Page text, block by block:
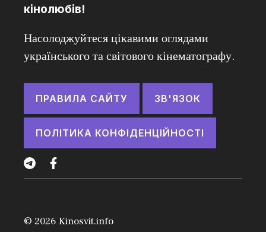
кінолюбів!
Насолоджуйтеся цікавими оглядами
українського та світового кінематографу.
ПРАВИЛА САЙТУ ЗВ'ЯЗОК
ПОЛІТИКА КОНФІДЕНЦІЙНОСТІ
© 2026 Kinosvit.info